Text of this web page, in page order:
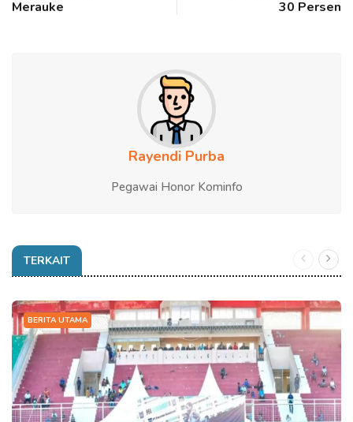
Merauke
30 Persen
Rayendi Purba
Pegawai Honor Kominfo
TERKAIT
BERITA UTAMA